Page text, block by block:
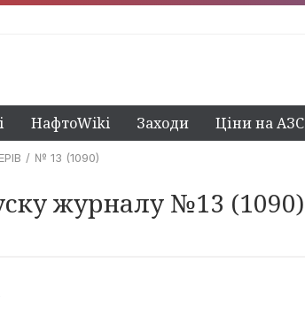
НафтоWiki Заходи Ціни на АЗС
№ 13 (1090)
журналу №13 (1090)